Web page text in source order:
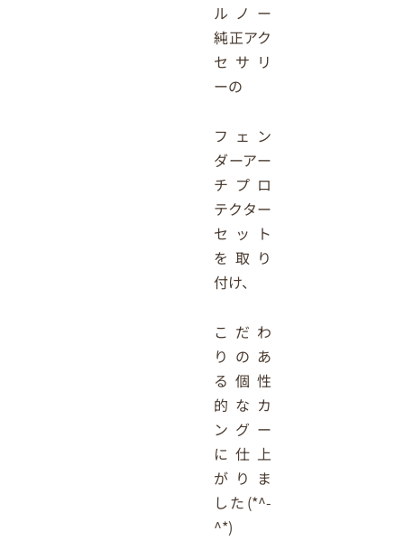
ルノー
純正アク
セサリ
ーの
フェン
ダーアー
チプロ
テクター
セット
を取り
付け、
こだわ
りのあ
る個性
的なカ
ングー
に仕上
がりま
した(*^-
^*)